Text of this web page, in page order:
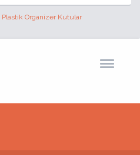
Plastik Organizer Kutular